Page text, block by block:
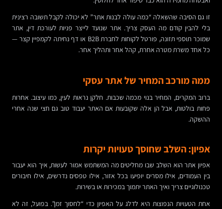
זו גם הסיבה שהשאלה “כמה עולה לבנות אתר” לא יכולה לקבל תשובה רצינית
בלי להבין קודם מה העסק צריך. אתר שנועד לייצר פניות לעורכת דין, אתר
שמוכר תוספי תזונה, פורטל לקוחות לחברת B2B או דף נחיתה לקמפיין קצר —
כל אחד משרת מטרה אחרת, קהל אחר ותהליך אחר.
ממה מורכב המחיר של אתר עסקי
ברוב המקרים, המחיר בנוי מכמה שכבות. חלקן נראות לעין, כמו עיצוב. אחרות
פחות בולטות, אבל הן אלה שקובעות אם האתר יעבוד טוב גם חצי שנה אחרי
ההשקה.
אפיון: השלב שחוסך טעויות יקרות
אפיון אתר הוא השלב שבו מחליטים מה המשתמש אמור לעשות, איך הוא יעבור
בין העמודים, אילו מסרים יופיעו בכל אזור, אילו טפסים נדרשים, אילו חיבורים
טכנולוגיים צריך ואיך האתר יתמוך במכירות או בשירות.
אחת הטעויות הנפוצות היא לדלג על האפיון כדי “לחסוך זמן”. בפועל, זה לא